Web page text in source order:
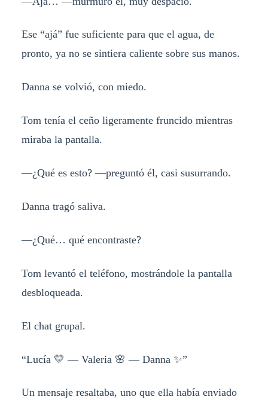
Ese “ajá” fue suficiente para que el agua, de
pronto, ya no se sintiera caliente sobre sus manos.
Danna se volvió, con miedo.
Tom tenía el ceño ligeramente fruncido mientras
miraba la pantalla.
—¿Qué es esto? —preguntó él, casi susurrando.
Danna tragó saliva.
—¿Qué… qué encontraste?
Tom levantó el teléfono, mostrándole la pantalla
desbloqueada.
El chat grupal.
“Lucía 💛 — Valeria 🌸 — Danna ✨”
Un mensaje resaltaba, uno que ella había enviado